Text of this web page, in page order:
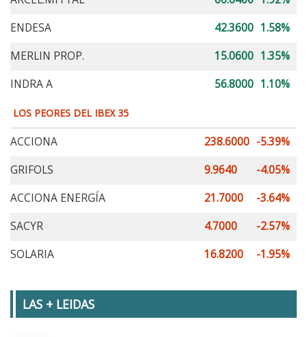
ENDESA
42.3600 1.58%
MERLIN PROP.
15.0600 1.35%
INDRA A
56.8000 1.10%
LOS PEORES DEL IBEX 35
ACCIONA 238.6000 -5.39%
GRIFOLS
9.9640
-4.05%
ACCIONA ENERGÍA
21.7000
-3.64%
SACYR
4.7000
-2.57%
SOLARIA
16.8200 -1.95%
LAS + LEIDAS